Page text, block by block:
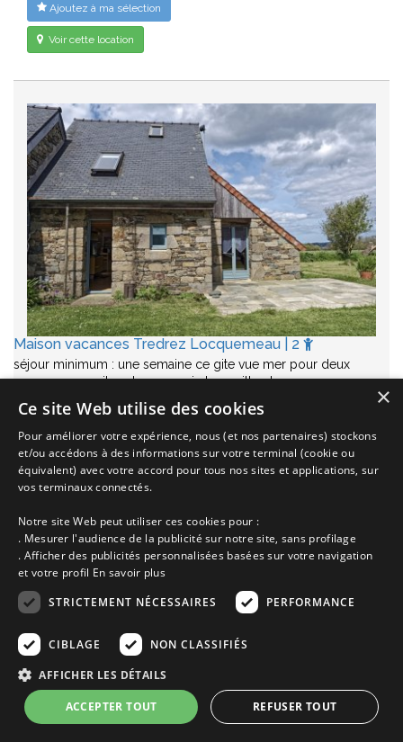
Ajoutez à ma sélection
Voir cette location
Maison vacances Tredrez Locquemeau | 2
séjour minimum : une semaine ce gite vue mer pour deux
personnes se situe dans un coin tranquille et…
Annonce n° 5613 | Location Maison
Tredrez Locquemeau proche deTrézény
Côte de Granit Rose
Côtes d'Armor
Bretagne
de 390€ à 550€
Ajoutez à ma sélection
Voir cette location
×
Ce site Web utilise des cookies
Pour améliorer votre expérience, nous (et nos partenaires) stockons
et/ou accédons à des informations sur votre terminal (cookie ou
équivalent) avec votre accord pour tous nos sites et applications, sur
vos terminaux connectés.
Notre site Web peut utiliser ces cookies pour :
. Mesurer l'audience de la publicité sur notre site, sans profilage
. Afficher des publicités personnalisées basées sur votre navigation
et votre profil En savoir plus
STRICTEMENT NÉCESSAIRES
PERFORMANCE
CIBLAGE NON CLASSIFIÉS
AFFICHER LES DÉTAILS
ACCEPTER TOUT REFUSER TOUT